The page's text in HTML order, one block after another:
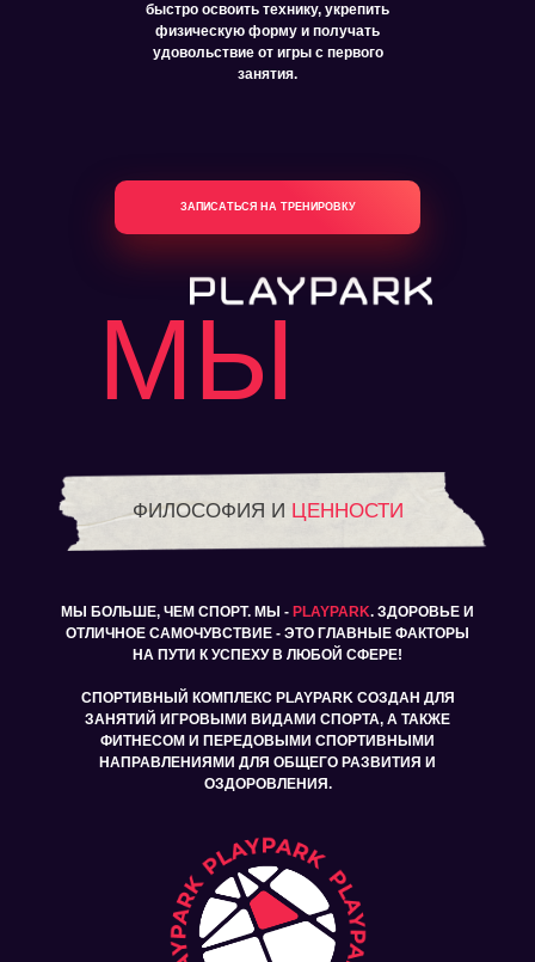
МЫ
быстро освоить технику, укрепить
физическую форму и получать
удовольствие от игры с первого
занятия.
ЗАПИСАТЬСЯ НА ТРЕНИРОВКУ
МЫ БОЛЬШЕ, ЧЕМ СПОРТ. МЫ - PLAYPARK. ЗДОРОВЬЕ И
ОТЛИЧНОЕ САМОЧУВСТВИЕ - ЭТО ГЛАВНЫЕ ФАКТОРЫ
НА ПУТИ К УСПЕХУ В ЛЮБОЙ СФЕРЕ!
СПОРТИВНЫЙ КОМПЛЕКС PLAYPARK СОЗДАН ДЛЯ
ЗАНЯТИЙ ИГРОВЫМИ ВИДАМИ СПОРТА, А ТАКЖЕ
ФИТНЕСОМ И ПЕРЕДОВЫМИ СПОРТИВНЫМИ
НАПРАВЛЕНИЯМИ ДЛЯ ОБЩЕГО РАЗВИТИЯ И
ОЗДОРОВЛЕНИЯ.
ФИЛОСОФИЯ И ЦЕННОСТИ